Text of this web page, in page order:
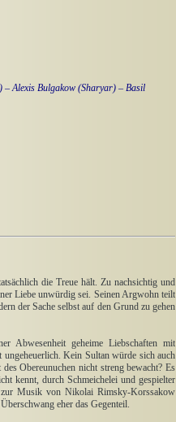
– Alexis Bulgakow (Sharyar) – Basil
die Treue hält. Zu nachsichtig und
Liebe unwürdig sei. Seinen Argwohn teilt
der Sache selbst auf den Grund zu gehen
Abwesenheit geheime Liebschaften mit
ungeheuerlich. Kein Sultan würde sich auch
Obereunuchen nicht streng bewacht? Es
kennt, durch Schmeichelei und gespielter
Musik von Nikolai Rimsky-Korssakow
eher das Gegenteil.